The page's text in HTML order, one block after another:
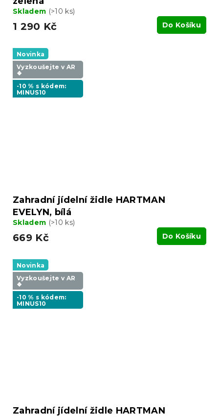
Skladem (>10 ks)
1 290 Kč Do Košíku
Novinka
Vyzkoušejte v AR
❖
-10 % s kódem:
MINUS10
Zahradní jídelní židle HARTMAN
EVELYN, bílá
Skladem (>10 ks)
669 Kč Do Košíku
Novinka
Vyzkoušejte v AR
❖
-10 % s kódem:
MINUS10
Zahradní jídelní židle HARTMAN